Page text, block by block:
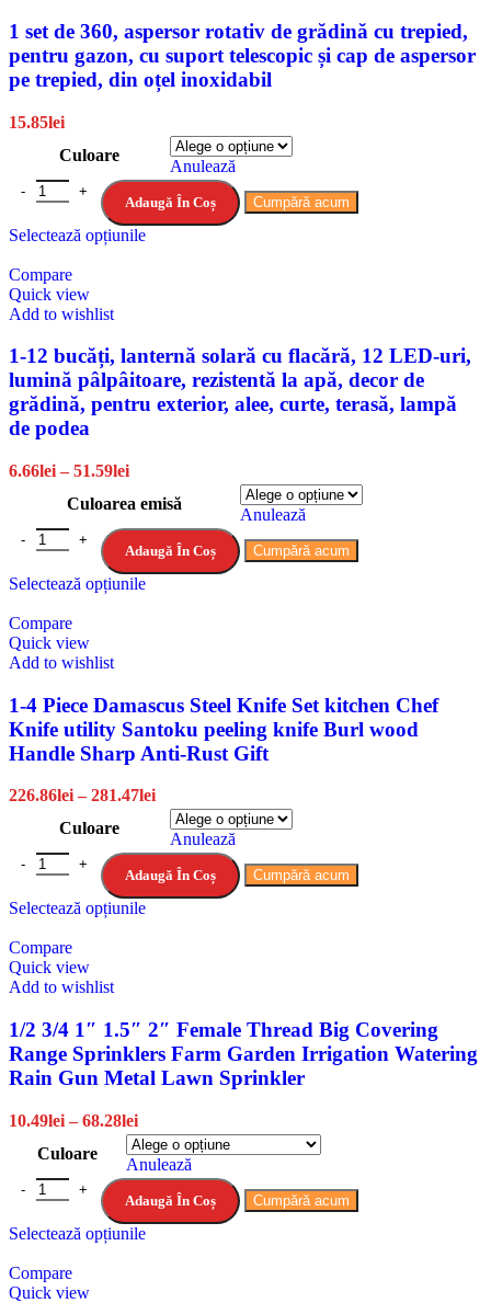
1 set de 360, aspersor rotativ de grădină cu trepied,
pentru gazon, cu suport telescopic și cap de aspersor
pe trepied, din oțel inoxidabil
15.85lei
Culoare
Anulează
Adaugă În Coș Cumpără acum
Selectează opțiunile
Compare
Quick view
Add to wishlist
1-12 bucăți, lanternă solară cu flacără, 12 LED-uri,
lumină pâlpâitoare, rezistentă la apă, decor de
grădină, pentru exterior, alee, curte, terasă, lampă
de podea
6.66lei – 51.59lei
Culoarea emisă
Anulează
Adaugă În Coș Cumpără acum
Selectează opțiunile
Compare
Quick view
Add to wishlist
1-4 Piece Damascus Steel Knife Set kitchen Chef
Knife utility Santoku peeling knife Burl wood
Handle Sharp Anti-Rust Gift
226.86lei – 281.47lei
Culoare
Anulează
Adaugă În Coș Cumpără acum
Selectează opțiunile
Compare
Quick view
Add to wishlist
1/2 3/4 1″ 1.5″ 2″ Female Thread Big Covering
Range Sprinklers Farm Garden Irrigation Watering
Rain Gun Metal Lawn Sprinkler
10.49lei – 68.28lei
Culoare
Anulează
Adaugă În Coș Cumpără acum
Selectează opțiunile
Compare
Quick view